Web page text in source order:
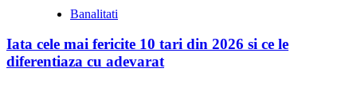
Banalitati
Iata cele mai fericite 10 tari din 2026 si ce le
diferentiaza cu adevarat